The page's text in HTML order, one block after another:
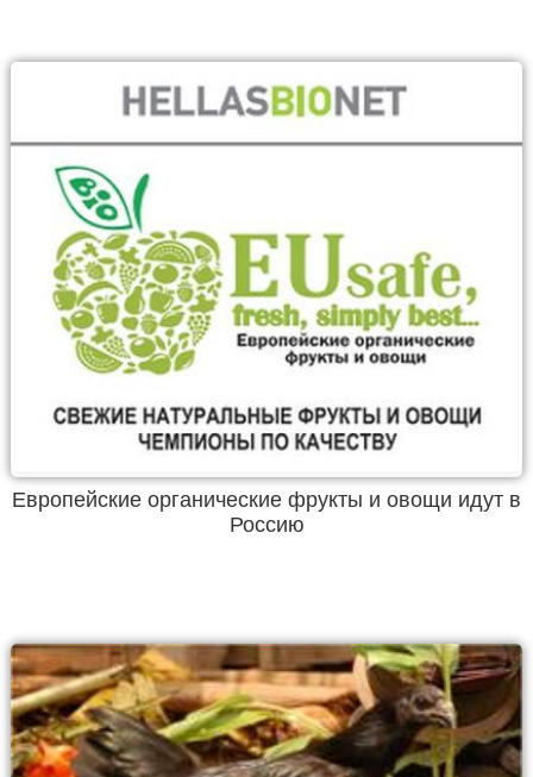
Европейские органические фрукты и овощи идут в
Россию